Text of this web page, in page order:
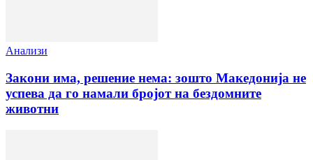
Анализи
Закони има, решение нема: зошто Македонија не
успева да го намали бројот на бездомните
животни